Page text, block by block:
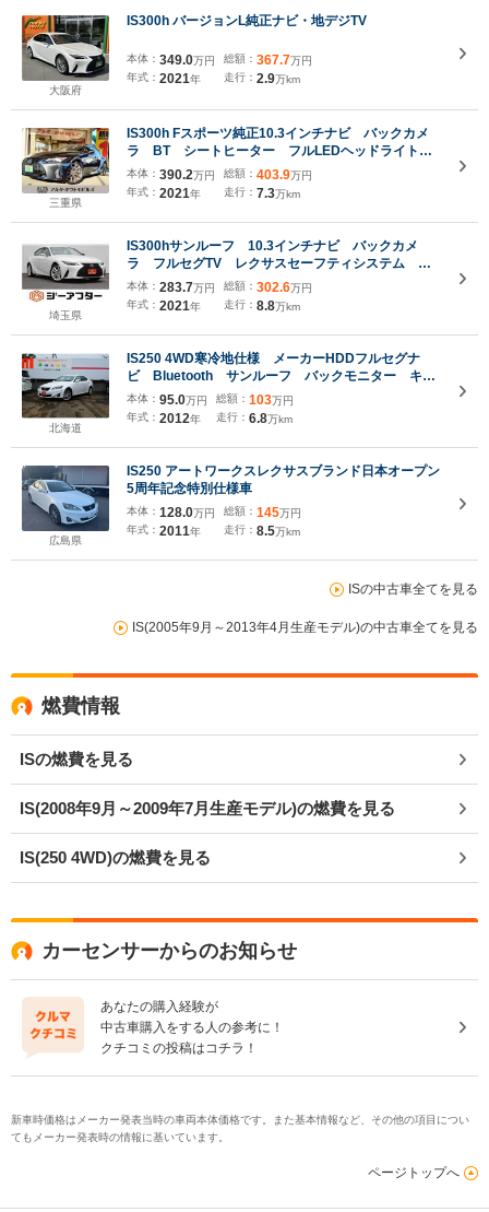
大阪府
IS300h バージョンL純正ナビ・地デジTV
本体： 349.0万円
年式： 2021年
総額： 367.7万円
走行： 2.9万km
三重県
IS300h Fスポーツ純正10.3インチナビ バックカメ
ラ BT シートヒーター フルLEDヘッドライト
レーダークルコン 19インチAW パワーシート
ムーンルーフ レクサスセーフティ+
本体： 390.2万円
年式： 2021年
総額： 403.9万円
走行： 7.3万km
埼玉県
IS300hサンルーフ 10.3インチナビ バックカメ
ラ フルセグTV レクサスセーフティシステム ア
ダプティブクルーズコントロール 黒革シート パワ
ーシート シートヒーター BSM ETC USB入力
本体： 283.7万円
年式： 2021年
総額： 302.6万円
走行： 8.8万km
北海道
IS250 4WD寒冷地仕様 メーカーHDDフルセグナ
ビ Bluetooth サンルーフ バックモニター キセ
ノンライト ワイパーデアイサー パドルシフト シ
ートヒーター ビルトインETC スマートキー パワ
本体： 95.0万円
年式： 2012年
総額： 103万円
走行： 6.8万km
広島県
IS250 アートワークスレクサスブランド日本オープン
5周年記念特別仕様車
本体： 128.0万円
年式： 2011年
総額： 145万円
走行： 8.5万km
ISの中古車全てを見る
IS(2005年9月～2013年4月生産モデル)の中古車全てを見る
燃費情報
ISの燃費を見る
IS(2008年9月～2009年7月生産モデル)の燃費を見る
IS(250 4WD)の燃費を見る
カーセンサーからのお知らせ
あなたの購入経験が
中古車購入をする人の参考に！
クチコミの投稿はコチラ！
新車時価格はメーカー発表当時の車両本体価格です。また基本情報など、その他の項目につい
てもメーカー発表時の情報に基いています。
ページトップへ